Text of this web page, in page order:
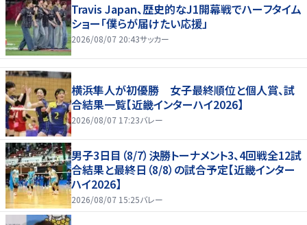
Travis Japan、歴史的なJ1開幕戦でハーフタイム
ショー「僕らが届けたい応援」
2026/08/07 20:43サッカー
横浜隼人が初優勝 女子最終順位と個人賞、試
合結果一覧【近畿インターハイ2026】
2026/08/07 17:23バレー
男子3日目（8/7）決勝トーナメント3、4回戦全12試
合結果と最終日（8/8）の試合予定【近畿インター
ハイ2026】
2026/08/07 15:25バレー